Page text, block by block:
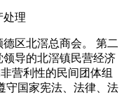
处理
区北滘总商会。 第二
导的北滘镇民营经济
营利性的民间团体组
守国家宪法、法律、法